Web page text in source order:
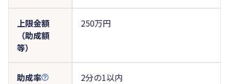
上限金額
（助成額
等）
250万円
助成率 2分の1以内